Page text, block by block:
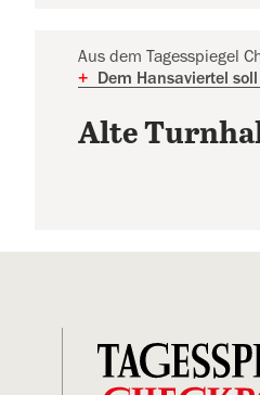
Aus dem Tagesspiegel
+
Dem Hansaviertel
Alte